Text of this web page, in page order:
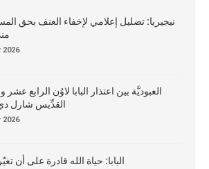
نيجيريا: تضليل إعلامي لإخفاء العنف بحق
2026
العبوديَّة بين اعتذار البابا لاوُن الرابع
القدِّيس شارل
2026
البابا: حياة الله قادرة على أن